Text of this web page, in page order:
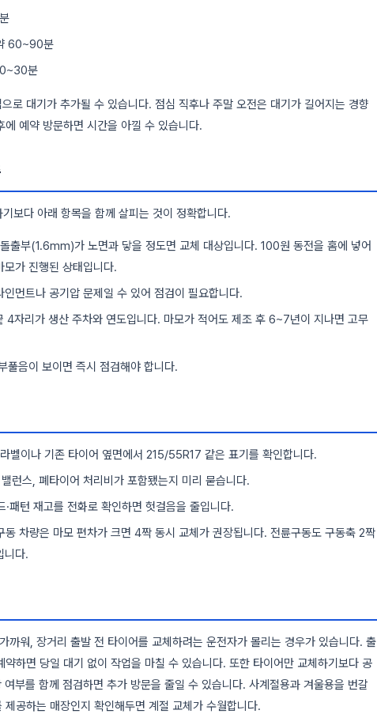
60~90분
분
로 대기가 추가될 수 있습니다. 점심 직후나 주말 오전은 대기가 길어지는 경향
예약 방문하면 시간을 아낄 수 있습니다.
보다 아래 항목을 함께 살피는 것이 정확합니다.
출부(1.6mm)가 노면과 닿을 정도면 교체 대상입니다. 100원 동전을 홈에 넣어
가 진행된 상태입니다.
인먼트나 공기압 문제일 수 있어 점검이 필요합니다.
4자리가 생산 주차와 연도입니다. 마모가 적어도 제조 후 6~7년이 지나면 고무
풀음이 보이면 즉시 점검해야 합니다.
벨이나 기존 타이어 옆면에서 215/55R17 같은 표기를 확인합니다.
런스, 폐타이어 처리비가 포함됐는지 미리 묻습니다.
·패턴 재고를 전화로 확인하면 헛걸음을 줄입니다.
동 차량은 마모 편차가 크면 4짝 동시 교체가 권장됩니다. 전륜구동도 구동축 2짝
니다.
까워, 장거리 출발 전 타이어를 교체하려는 운전자가 몰리는 경우가 있습니다. 출
약하면 당일 대기 없이 작업을 마칠 수 있습니다. 또한 타이어만 교체하기보다 공
부를 함께 점검하면 추가 방문을 줄일 수 있습니다. 사계절용과 겨울용을 번갈
공하는 매장인지 확인해두면 계절 교체가 수월합니다.